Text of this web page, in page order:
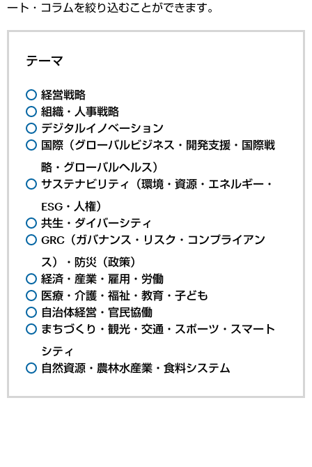
ート・コラムを絞り込むことができます。
テーマ
経営戦略
組織・人事戦略
デジタルイノベーション
国際（グローバルビジネス・開発支援・国際戦
略・グローバルヘルス）
サステナビリティ（環境・資源・エネルギー・
ESG・人権）
共生・ダイバーシティ
GRC（ガバナンス・リスク・コンプライアン
ス）・防災（政策）
経済・産業・雇用・労働
医療・介護・福祉・教育・子ども
自治体経営・官民協働
まちづくり・観光・交通・スポーツ・スマート
シティ
自然資源・農林水産業・食料システム